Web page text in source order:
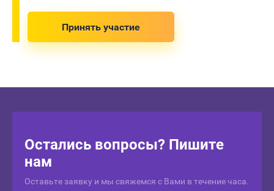
Принять участие
Остались вопросы? Пишите
нам
Оставьте заявку и мы свяжемся с Вами в течение часа.